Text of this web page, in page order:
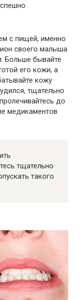
с пищей, именно
своего малыша
Больше бывайте
его кожи, а
кожу
тщательно
до
медикаментов
тщательно
такого